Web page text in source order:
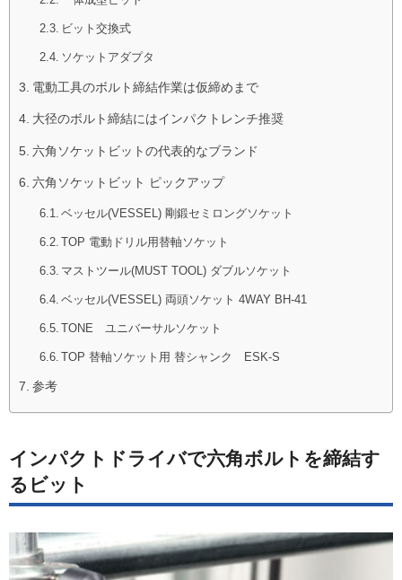
ビット交換式
ソケットアダプタ
電動工具のボルト締結作業は仮締めまで
大径のボルト締結にはインパクトレンチ推奨
六角ソケットビットの代表的なブランド
六角ソケットビット ピックアップ
ベッセル(VESSEL) 剛鍛セミロングソケット
TOP 電動ドリル用替軸ソケット
マストツール(MUST TOOL) ダブルソケット
ベッセル(VESSEL) 両頭ソケット 4WAY BH-41
TONE ユニバーサルソケット
TOP 替軸ソケット用 替シャンク ESK-S
参考
インパクトドライバで六角ボルトを締結す
るビット